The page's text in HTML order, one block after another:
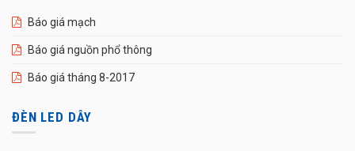
Báo giá mạch
Báo giá nguồn phổ thông
Báo giá tháng 8-2017
ĐÈN LED DÂY